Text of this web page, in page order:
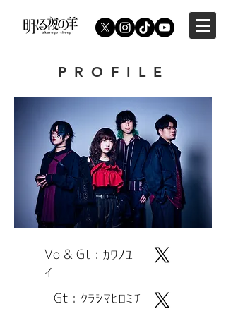
PROFILE
Vo & Gt : カワノユ
イ
Gt : クラシマヒロミチ